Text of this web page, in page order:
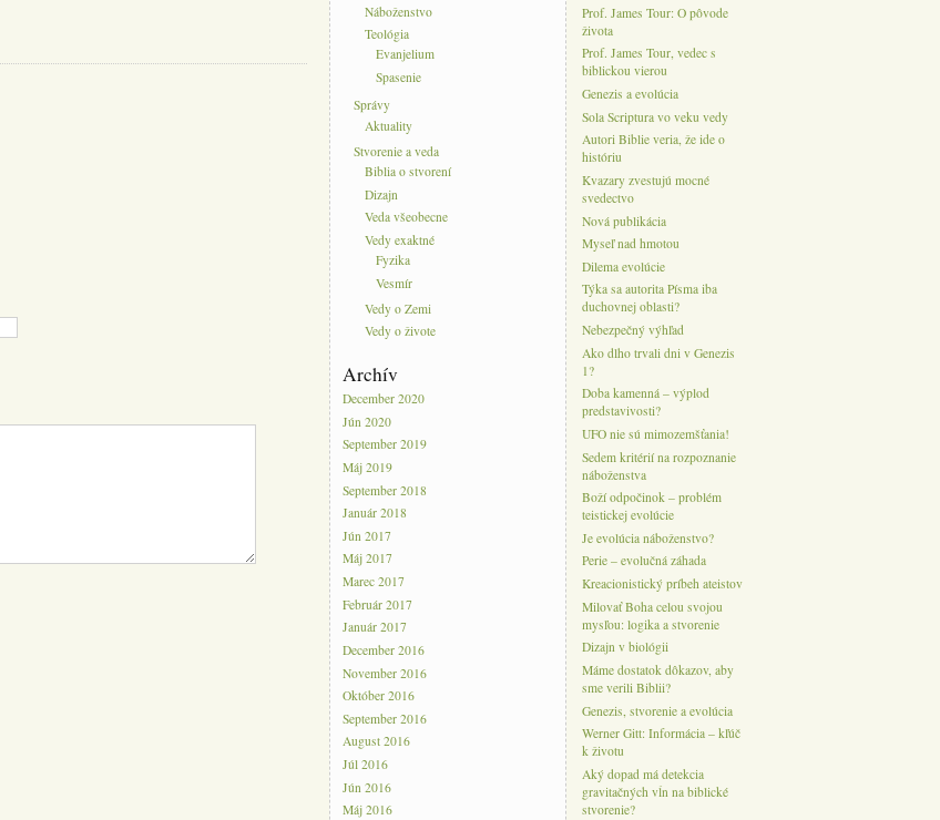
Náboženstvo
Teológia
Evanjelium
Spasenie
Správy
Aktuality
Stvorenie a veda
Biblia o stvorení
Dizajn
Veda všeobecne
Vedy exaktné
Fyzika
Vesmír
Vedy o Zemi
Vedy o živote
Archív
December 2020
Jún 2020
September 2019
Máj 2019
September 2018
Január 2018
Jún 2017
Máj 2017
Marec 2017
Február 2017
Január 2017
December 2016
November 2016
Október 2016
September 2016
August 2016
Júl 2016
Jún 2016
Máj 2016
Prof. James Tour: O pôvode
života
Prof. James Tour, vedec s
biblickou vierou
Genezis a evolúcia
Sola Scriptura vo veku vedy
Autori Biblie veria, že ide o
históriu
Kvazary zvestujú mocné
svedectvo
Nová publikácia
Myseľ nad hmotou
Dilema evolúcie
Týka sa autorita Písma iba
duchovnej oblasti?
Nebezpečný výhľad
Ako dlho trvali dni v Genezis
1?
Doba kamenná – výplod
predstavivosti?
UFO nie sú mimozemšťania!
Sedem kritérií na rozpoznanie
náboženstva
Boží odpočinok – problém
teistickej evolúcie
Je evolúcia náboženstvo?
Perie – evolučná záhada
Kreacionistický príbeh ateistov
Milovať Boha celou svojou
mysľou: logika a stvorenie
Dizajn v biológii
Máme dostatok dôkazov, aby
sme verili Biblii?
Genezis, stvorenie a evolúcia
Werner Gitt: Informácia – kľúč
k životu
Aký dopad má detekcia
gravitačných vĺn na biblické
stvorenie?